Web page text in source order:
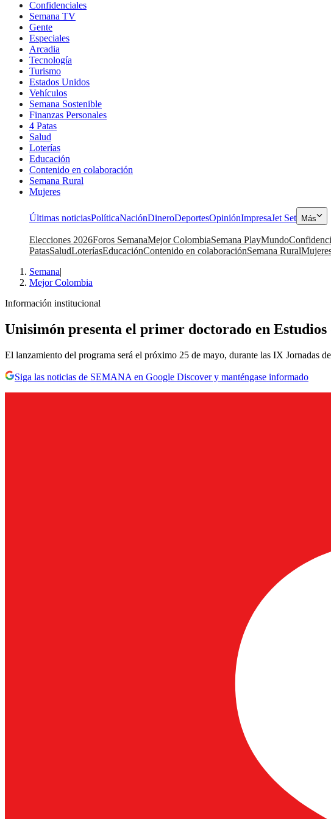
Confidenciales
Semana TV
Gente
Especiales
Arcadia
Tecnología
Turismo
Estados Unidos
Vehículos
Semana Sostenible
Finanzas Personales
4 Patas
Salud
Loterías
Educación
Contenido en colaboración
Semana Rural
Mujeres
Últimas noticiasPolíticaNaciónDineroDeportesOpiniónImpresaJet Set Más
Elecciones 2026Foros SemanaMejor ColombiaSemana PlayMundo
PatasSaludLoteríasEducaciónContenido en colaboraciónSemana Rural
Semana|
Mejor Colombia
Información institucional
Unisimón presenta el primer doctorado en
El lanzamiento del programa será el próximo 25 de mayo, durante las IX
Siga las noticias de SEMANA en Google Discover y manténgase informado